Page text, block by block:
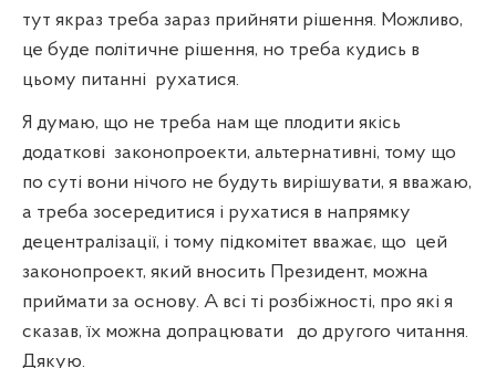
тут якраз треба зараз прийняти рішення. Можливо,
це буде політичне рішення, но треба кудись в
цьому питанні рухатися.
Я думаю, що не треба нам ще плодити якісь
додаткові законопроекти, альтернативні, тому що
по суті вони нічого не будуть вирішувати, я вважаю,
а треба зосередитися і рухатися в напрямку
децентралізації, і тому підкомітет вважає, що цей
законопроект, який вносить Президент, можна
приймати за основу. А всі ті розбіжності, про які я
сказав, їх можна допрацювати
до другого читання.
Дякую.